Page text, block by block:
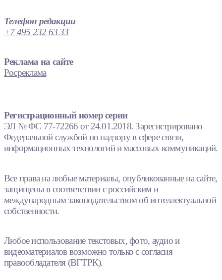
Телефон редакции
+7 495 232 63 33
Реклама на сайте
Росреклама
Регистрационный номер серии
ЭЛ № ФС 77-72266 от 24.01.2018. Зарегистрировано
Федеральной службой по надзору в сфере связи,
информационных технологий и массовых коммуникаций.
Все права на любые материалы, опубликованные на сайте,
защищены в соответствии с российским и
международным законодательством об интеллектуальной
собственности.
Любое использование текстовых, фото, аудио и
видеоматериалов возможно только с согласия
правообладателя (ВГТРК).